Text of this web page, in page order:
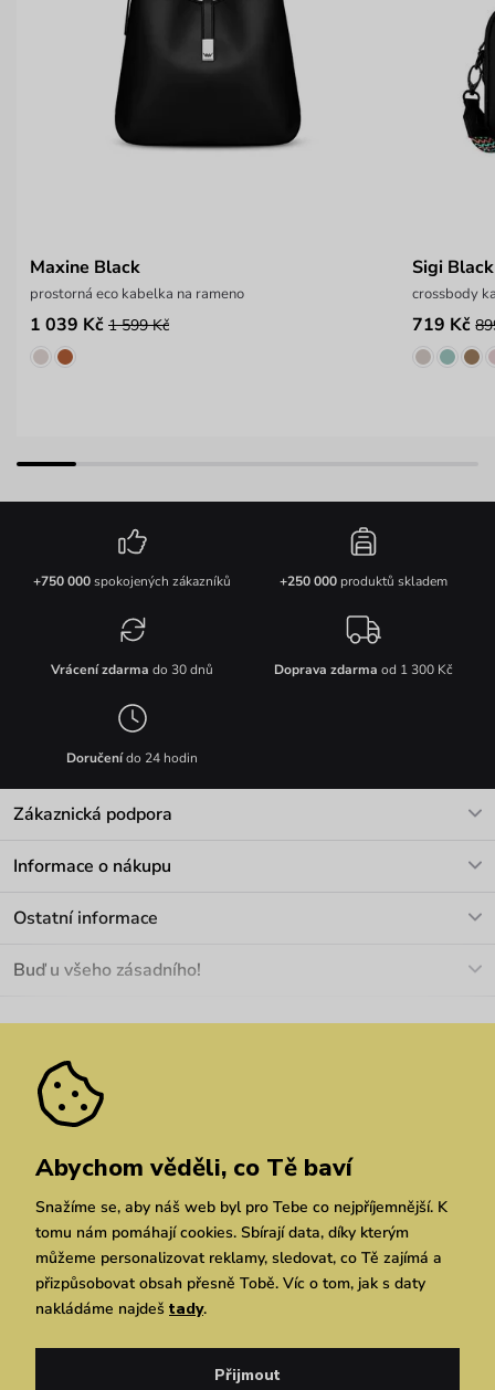
Maxine Black
prostorná eco kabelka na rameno
1 039 Kč 1 599 Kč
Sigi Black
crossbody
719 Kč
+750 000spokojených zákazníků +250 000produktů skladem
Vrácení zdarma do 30 dnů Doprava zdarma od 1 300 Kč
Doručenído 24 hodin
Zákaznická podpora
Informace o nákupu
Materiály a údržba
Pozáruční opravy
Ostatní informace
Velkoobchod
We Care
Dárkové poukazy
Vuchlook
Prodejny
Praha Brno Chrudim
Buď u všeho zásadního!
Zásady ochrany osobních údajů
Simplia.cz
Abychom věděli, co Tě baví
Snažíme se, aby náš web byl pro Tebe co nejpříjemnější. K
tomu nám pomáhají cookies. Sbírají data, díky kterým
můžeme personalizovat reklamy, sledovat, co Tě zajímá a
přizpůsobovat obsah přesně Tobě. Víc o tom, jak s daty
nakládáme najdeš tady.
Přijmout